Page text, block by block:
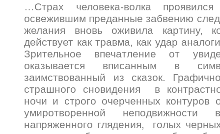
…Страх человека-волка
освежившим преданные забвению
желания вновь оживила картину,
действует как травма, как удар
Зрительное впечатление от
оказывается вписанным в
заимствованный из сказок.
страшного сновидения в
ночи и строго очерченных контуров
умиротворенной
напряженного глядения, голых